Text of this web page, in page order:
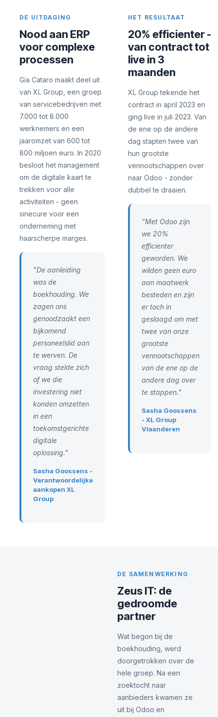
DE UITDAGING
Nood aan ERP
voor complexe
processen
Gia Cataro maakt deel uit
van XL Group, een groep
van servicebedrijven met
7.000 tot 8.000
werknemers en een
jaaromzet van 600 tot
800 miljoen euro. In 2020
besloot het management
om de digitale kaart te
trekken voor alle
activiteiten - geen
sinecure voor een
onderneming met
haarscherpe marges.
"De aanleiding
was de
boekhouding. We
zagen ons
genoodzaakt een
bijkomend
personeelslid aan
te werven. De
vraag stelde zich
of we die
investering niet
konden omzetten
in een
toekomstgerichte
digitale
oplossing."
Sasha Goossens -
Verantwoordelijke
aankopen XL
Group
HET RESULTAAT
20% efficienter -
van contract tot
live in 3
maanden
XL Group tekende het
contract in april 2023 en
ging live in juli 2023. Van
de ene op de andere
dag stapten twee van
hun grootste
vennootschappen over
naar Odoo - zonder
dubbel te draaien.
"Met Odoo zijn
we 20%
efficienter
geworden. We
wilden geen euro
aan maatwerk
besteden en zijn
er toch in
geslaagd om met
twee van onze
grootste
vennootschappen
van de ene op de
andere dag over
te stappen."
Sasha Goossens
- XL Group
Vlaanderen
DE SAMENWERKING
Zeus IT: de
gedroomde
partner
Wat begon bij de
boekhouding, werd
doorgetrokken over de
hele groep. Na een
zoektocht naar
aanbieders kwamen ze
uit bij Odoo en